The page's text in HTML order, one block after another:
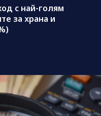
с най-голям
за храна и